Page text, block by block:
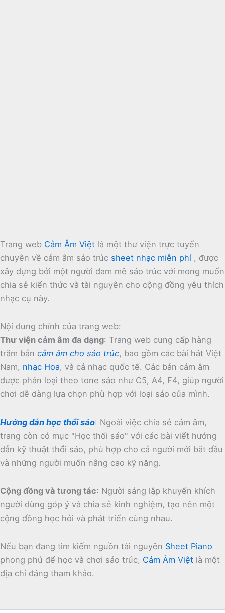
Trang web Cảm Âm Việt là một thư viện trực tuyến
chuyên về cảm âm sáo trúc sheet nhạc miễn phí , được
xây dựng bởi một người đam mê sáo trúc với mong muốn
chia sẻ kiến thức và tài nguyên cho cộng đồng yêu thích
nhạc cụ này.
Nội dung chính của trang web:
Thư viện cảm âm đa dạng: Trang web cung cấp hàng
trăm bản cảm âm cho sáo trúc, bao gồm các bài hát Việt
Nam, nhạc Hoa, và cả nhạc quốc tế. Các bản cảm âm
được phân loại theo tone sáo như C5, A4, F4, giúp người
chơi dễ dàng lựa chọn phù hợp với loại sáo của mình.
Hướng dẫn học thổi sáo: Ngoài việc chia sẻ cảm âm,
trang còn có mục "Học thổi sáo" với các bài viết hướng
dẫn kỹ thuật thổi sáo, phù hợp cho cả người mới bắt đầu
và những người muốn nâng cao kỹ năng.
Cộng đồng và tương tác: Người sáng lập khuyến khích
người dùng góp ý và chia sẻ kinh nghiệm, tạo nên một
cộng đồng học hỏi và phát triển cùng nhau.
Nếu bạn đang tìm kiếm nguồn tài nguyên Sheet Piano
phong phú để học và chơi sáo trúc, Cảm Âm Việt là một
địa chỉ đáng tham khảo.